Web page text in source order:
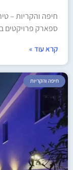
ספארק פרויקטים
קרא עוד »
חיפה והקריות